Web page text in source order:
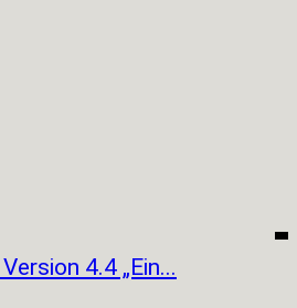
4.4 „Ein...